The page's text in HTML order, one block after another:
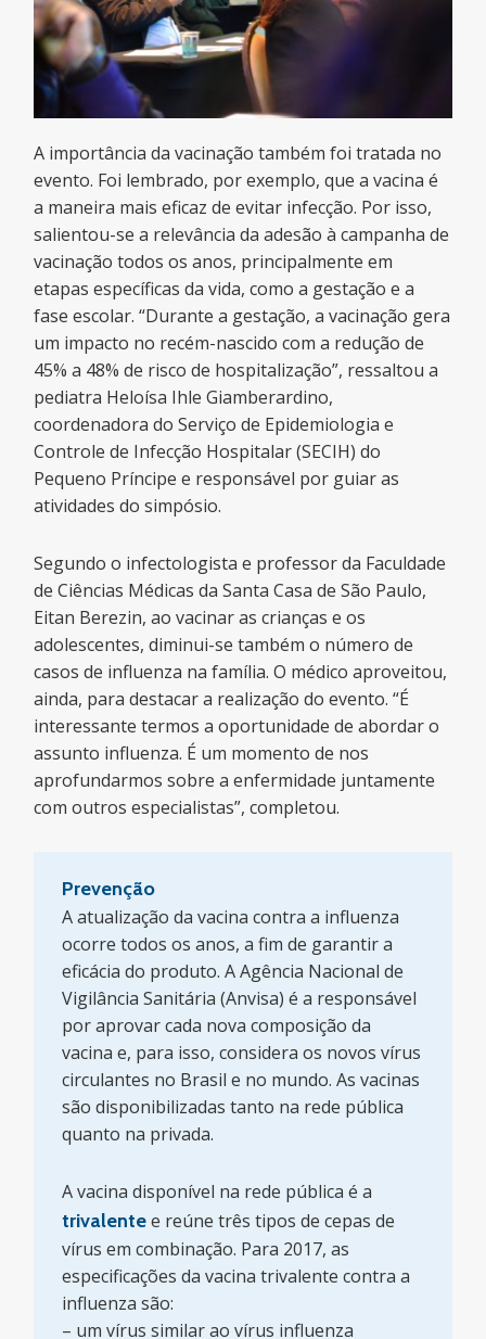
A importância da vacinação também foi tratada no
evento. Foi lembrado, por exemplo, que a vacina é
a maneira mais eficaz de evitar infecção. Por isso,
salientou-se a relevância da adesão à campanha de
vacinação todos os anos, principalmente em
etapas específicas da vida, como a gestação e a
fase escolar. “Durante a gestação, a vacinação gera
um impacto no recém-nascido com a redução de
45% a 48% de risco de hospitalização”, ressaltou a
pediatra Heloísa Ihle Giamberardino,
coordenadora do Serviço de Epidemiologia e
Controle de Infecção Hospitalar (SECIH) do
Pequeno Príncipe e responsável por guiar as
atividades do simpósio.
Segundo o infectologista e professor da Faculdade
de Ciências Médicas da Santa Casa de São Paulo,
Eitan Berezin, ao vacinar as crianças e os
adolescentes, diminui-se também o número de
casos de influenza na família. O médico aproveitou,
ainda, para destacar a realização do evento. “É
interessante termos a oportunidade de abordar o
assunto influenza. É um momento de nos
aprofundarmos sobre a enfermidade juntamente
com outros especialistas”, completou.
Prevenção
A atualização da vacina contra a influenza
ocorre todos os anos, a fim de garantir a
eficácia do produto. A Agência Nacional de
Vigilância Sanitária (Anvisa) é a responsável
por aprovar cada nova composição da
vacina e, para isso, considera os novos vírus
circulantes no Brasil e no mundo. As vacinas
são disponibilizadas tanto na rede pública
quanto na privada.
A vacina disponível na rede pública é a
trivalentee reúne três tipos de cepas de
vírus em combinação. Para 2017, as
especificações da vacina trivalente contra a
influenza são:
– um vírus similar ao vírus influenza